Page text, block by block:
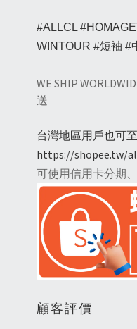
#ALLCL
WINTOUR #短袖 #
WE SHIP
送
台灣地區用戶也可
https://shopee.tw/
可使用信用卡分期
顧客評價